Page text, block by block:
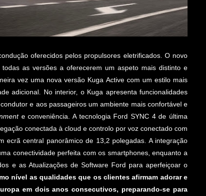
oferecidos pelos propulsores eletrificados. O novo
as versões a oferecerem um aspeto mais distinto e
vez uma nova versão Kuga Active com um estilo mais
adicional. No interior, o Kuga apresenta funcionalidades
e aos passageiros um ambiente mais confortável e
e conveniência. A tecnologia Ford SYNC 4 de última
conectada à cloud e controlo por voz conectado com
ecrã central panorâmico de 13,2 polegadas. A integração
conectividade perfeita com os smartphones, enquanto a
e as Atualizações de Software Ford para aperfeiçoar o
nível as qualidades que os clientes afirmam adorar e
em dois anos consecutivos, preparando-se para